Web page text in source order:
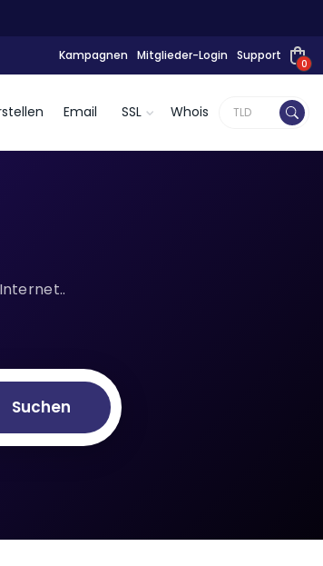
Kampagnen Mitglieder-Login Support
0
Email SSL Whois
Suchen